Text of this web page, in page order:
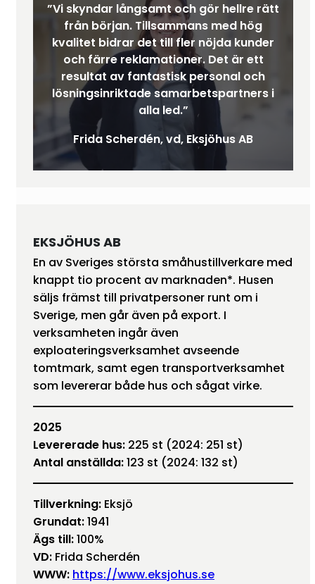
”Vi skyndar långsamt och gör hellre rätt
från början. Tillsammans med hög
kvalitet bidrar det till fler nöjda kunder
och färre reklamationer. Det är ett
resultat av fantastisk personal och
lösningsinriktade samarbetspartners i
alla led.”
Frida Scherdén, vd, Eksjöhus AB
EKSJÖHUS AB
En av Sveriges största småhustillverkare med
knappt tio procent av marknaden*. Husen
säljs främst till privatpersoner runt om i
Sverige, men går även på export. I
verksamheten ingår även
exploateringsverksamhet avseende
tomtmark, samt egen transportverksamhet
som levererar både hus och sågat virke.
2025
Levererade hus: 225 st (2024: 251 st)
Antal anställda:123 st (2024: 132 st)
Tillverkning: Eksjö
Grundat:1941
Ägs till:100%
VD: Frida Scherdén
WWW: https://www.eksjohus.se